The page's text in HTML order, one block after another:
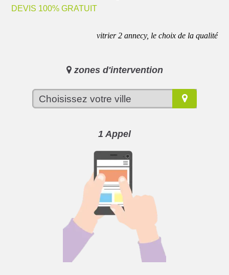
DEVIS 100% GRATUIT
vitrier 2 annecy, le choix de la qualité
zones d'intervention
1 Appel